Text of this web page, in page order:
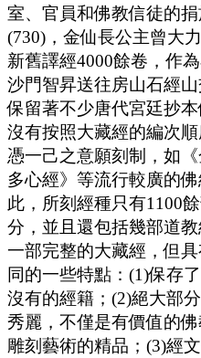
室、官員和佛教信徒的
(730)，金仙長公主曾大
新舊譯經4000餘卷，作
沙門智昇送往房山石經
保留著不少唐代宮廷抄
沒有按照大藏經的編次
憑一己之意願刻制，如
多心經》等流行較廣的
此，所刻經種只有1100
分，並且還包括幾部道
一部完整的大藏經，但
同的一些特點：(1)保存
沒有的經籍；(2)絕大部
秀麗，不僅是有價值的
雕刻藝術的精品；(3)經